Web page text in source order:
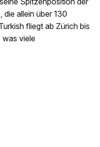
die allein über 130
fliegt ab Zürich bis
was viele